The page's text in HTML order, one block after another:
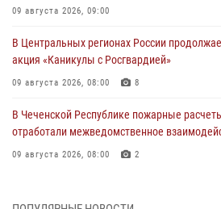
09 августа 2026, 09:00
В Центральных регионах России
акция «Каникулы с Росгвардией»
09 августа 2026, 08:00 8
В Чеченской Республике пожарные
отработали межведомственное
09 августа 2026, 08:00 2
определили на Кубани